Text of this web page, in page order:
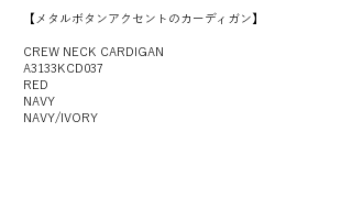
【メタルボタンアクセントのカーディガン】
CREW NECK CARDIGAN
A3133KCD037
RED
NAVY
NAVY/IVORY